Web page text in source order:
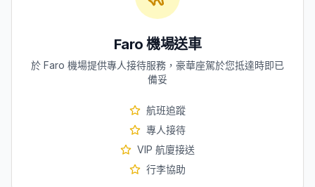
Faro 機場送車
於 Faro 機場提供專人接待服務，豪華座駕於您抵達時即已
備妥
航班追蹤
專人接待
VIP 航廈接送
行李協助